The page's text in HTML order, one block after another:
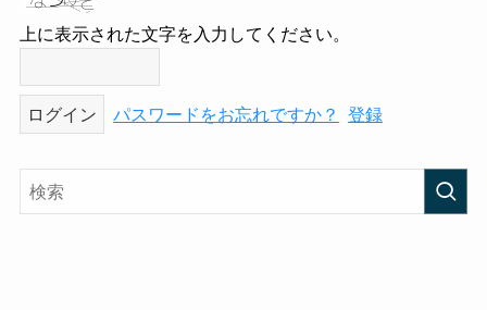
上に表示された文字を入力してください。
パスワードをお忘れですか？ 登録